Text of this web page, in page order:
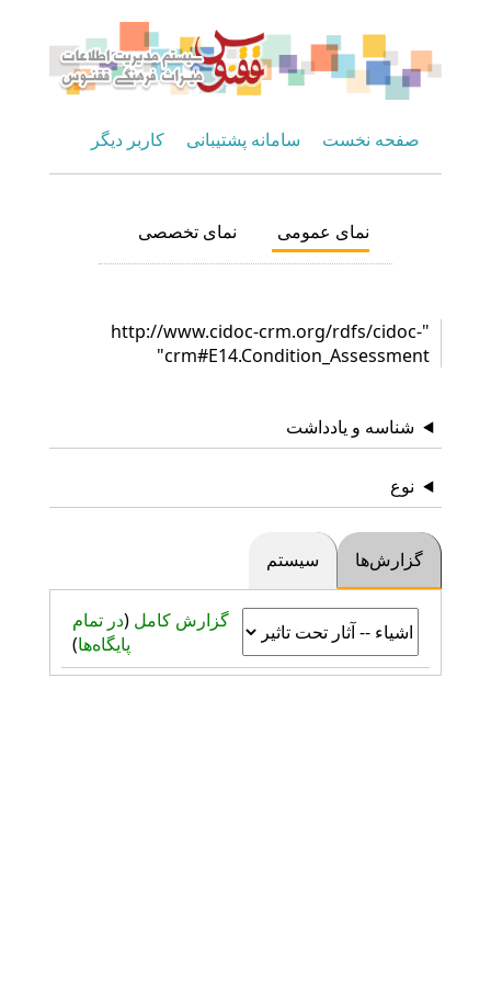
صفحه نخست سامانه پشتیبانی کاربر دیگر
نمای عمومی نمای تخصصی
"http://www.cidoc-crm.org/rdfs/cidoc-
crm#E14.Condition_Assessment"
شناسه و یادداشت
نوع
گزارش‌ها سیستم
گزارش کامل (در تمام
پایگاه‌ها)